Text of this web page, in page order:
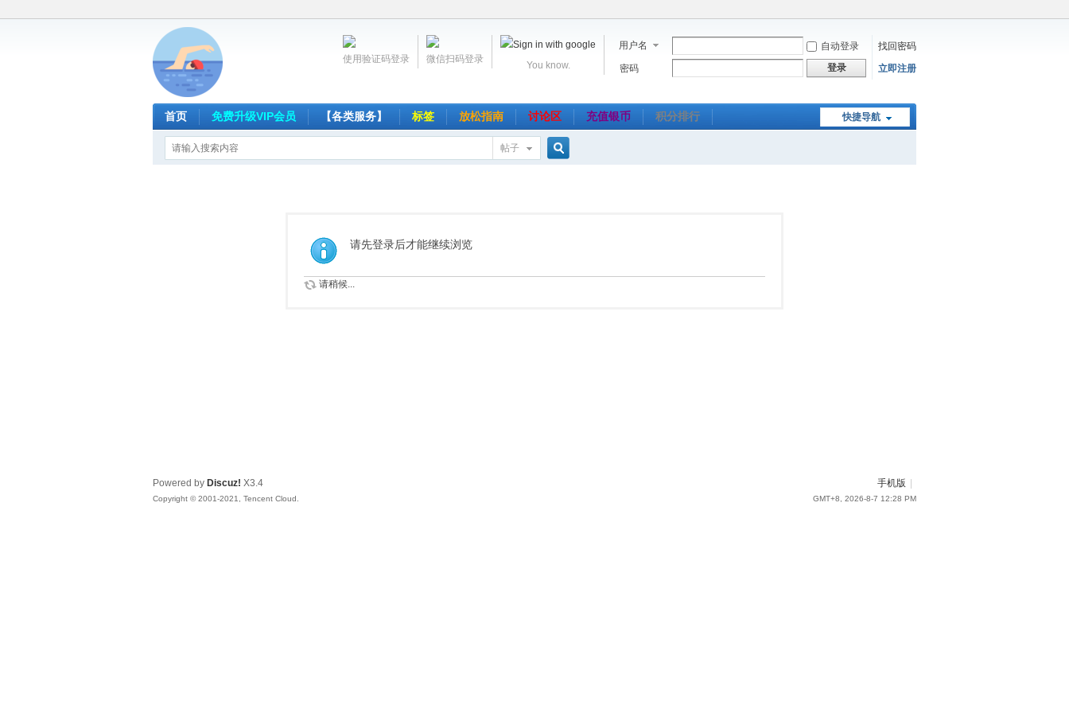
用户名 自动登录
找回密码
密码
登录 立即注册
You know.
微信扫码登录
使用验证码登录
快捷导航
首页 免费升级VIP会员 【各类服务】 标签 放松指南 讨论区 充值银币 积分排行
帖子
请先登录后才能继续浏览
请稍候...
手机版
GMT+8, 2026-8-7 12:28 PM
Powered by Discuz! X3.4
Copyright © 2001-2021, Tencent Cloud.